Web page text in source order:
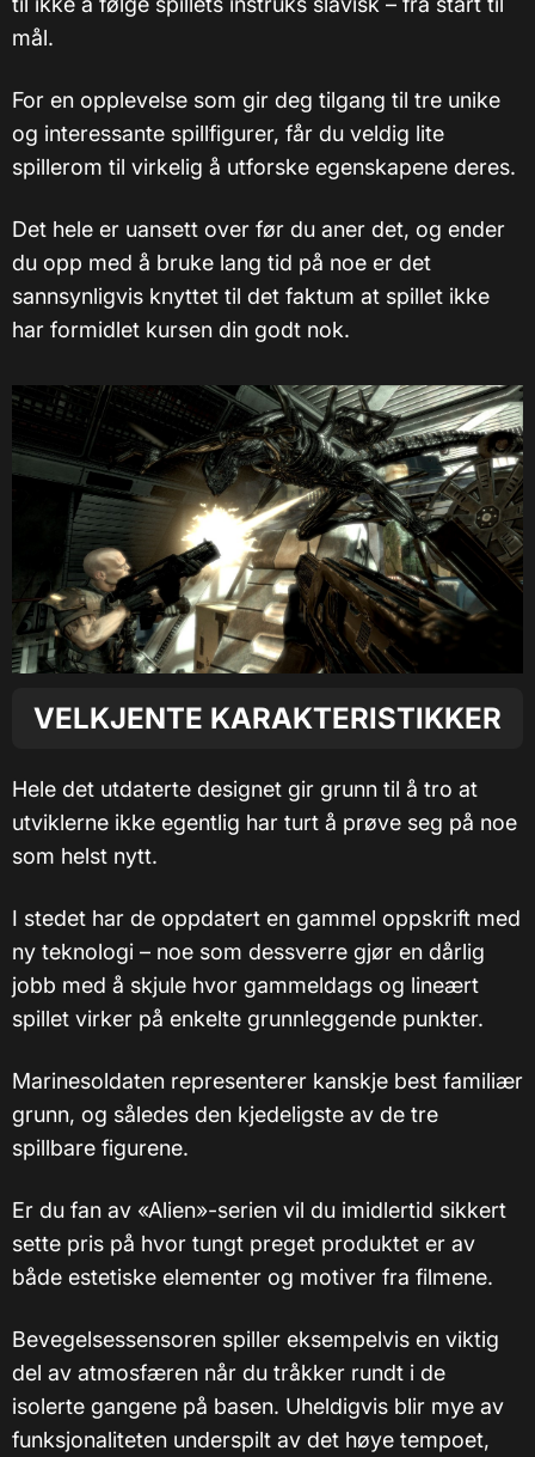
mål.
For en opplevelse som gir deg tilgang til tre unike
og interessante spillfigurer, får du veldig lite
spillerom til virkelig å utforske egenskapene deres.
Det hele er uansett over før du aner det, og ender
du opp med å bruke lang tid på noe er det
sannsynligvis knyttet til det faktum at spillet ikke
har formidlet kursen din godt nok.
VELKJENTE KARAKTERISTIKKER
Hele det utdaterte designet gir grunn til å tro at
utviklerne ikke egentlig har turt å prøve seg på noe
som helst nytt.
I stedet har de oppdatert en gammel oppskrift med
ny teknologi – noe som dessverre gjør en dårlig
jobb med å skjule hvor gammeldags og lineært
spillet virker på enkelte grunnleggende punkter.
Marinesoldaten representerer kanskje best familiær
grunn, og således den kjedeligste av de tre
spillbare figurene.
Er du fan av «Alien»-serien vil du imidlertid sikkert
sette pris på hvor tungt preget produktet er av
både estetiske elementer og motiver fra filmene.
Bevegelsessensoren spiller eksempelvis en viktig
del av atmosfæren når du tråkker rundt i de
isolerte gangene på basen. Uheldigvis blir mye av
funksjonaliteten underspilt av det høye tempoet,